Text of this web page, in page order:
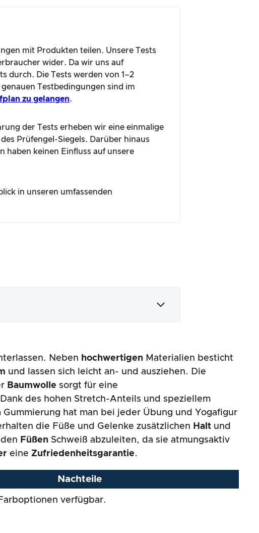
mit Produkten teilen. Unsere Tests
wider. Da wir uns auf
durch. Die Tests werden von 1–2
Testbedingungen sind im
zu gelangen.
der Tests erheben wir eine einmalige
Prüfengel-Siegels. Darüber hinaus
haben keinen Einfluss auf unsere
in unseren umfassenden
Neben hochwertigen Materialien besticht
und lassen sich leicht an- und ausziehen. Die
Baumwolle sorgt für eine
des hohen Stretch-Anteils und speziellem
Gummierung hat man bei jeder Übung und Yogafigur
die Füße und Gelenke zusätzlichen Halt und
Füßen Schweiß abzuleiten, da sie atmungsaktiv
eine Zufriedenheitsgarantie.
Nachteile
verfügbar.